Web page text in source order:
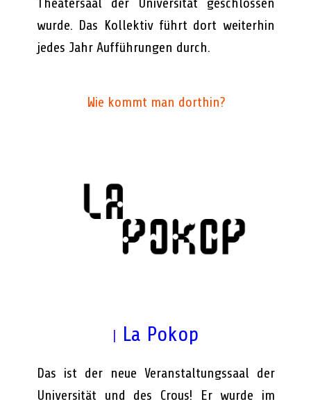
wurde. Das Kollektiv führt dort weiterhin
jedes Jahr Aufführungen durch.
Wie kommt man dorthin?
La Pokop
Das ist der neue Veranstaltungssaal der
Universität und des Crous! Er wurde im